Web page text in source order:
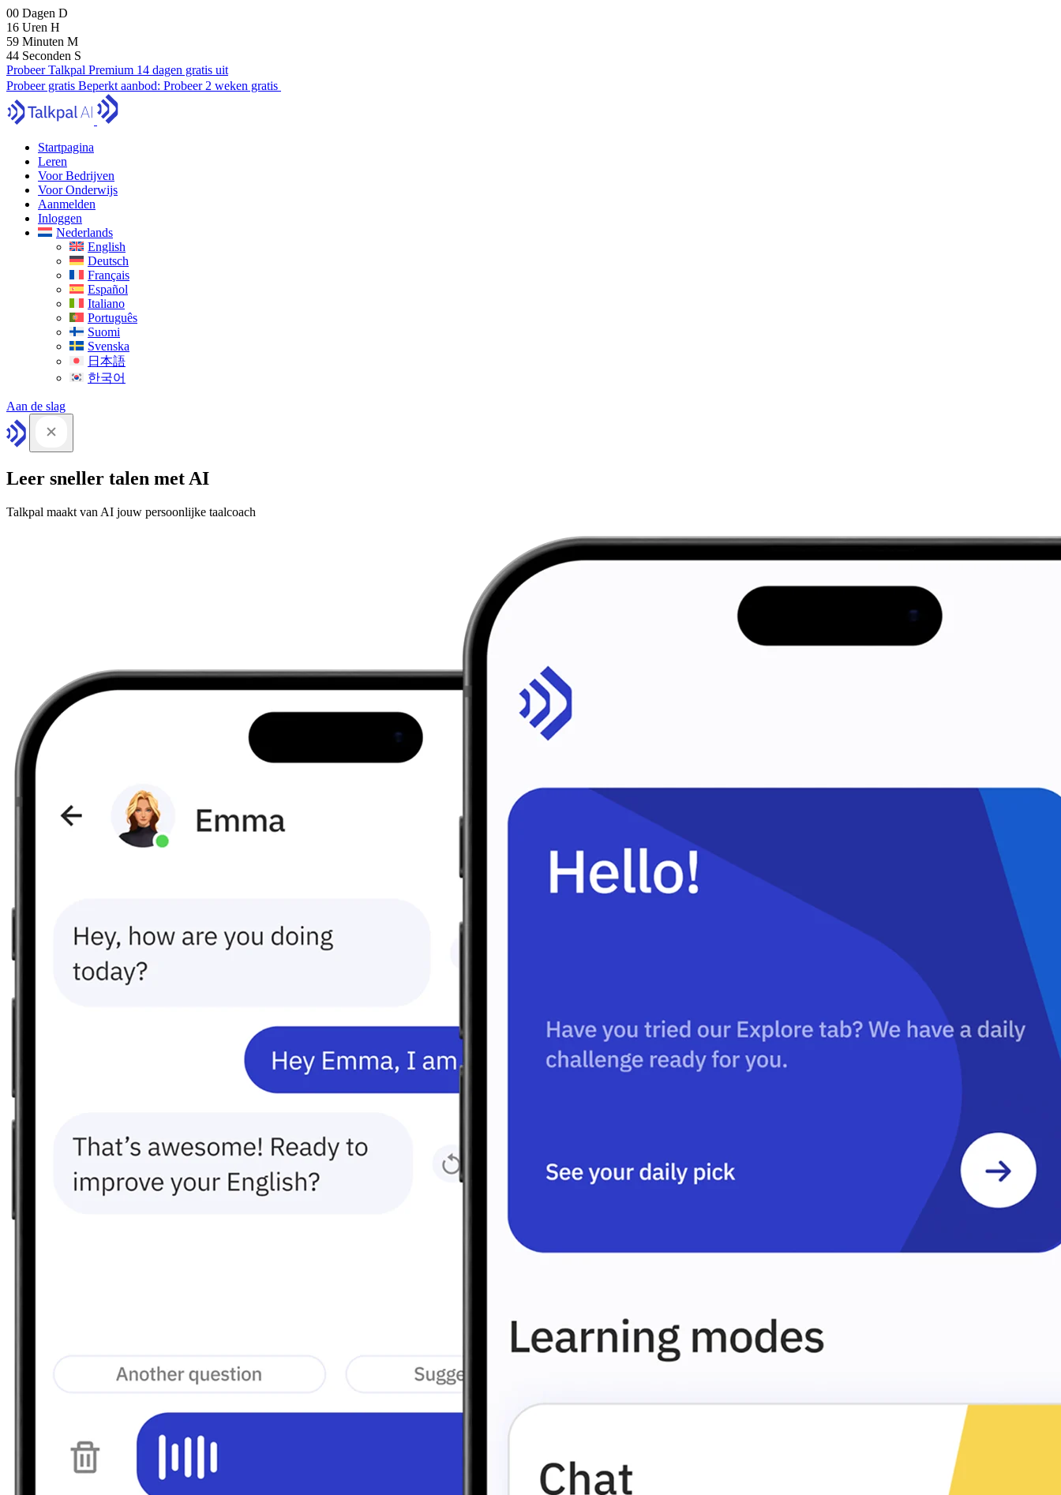
00 Dagen D
16 Uren H
59 Minuten M
42 Seconden S
Probeer Talkpal Premium 14 dagen gratis uit
Probeer gratis Beperkt aanbod: Probeer 2 weken gratis
Startpagina
Leren
Voor Bedrijven
Voor Onderwijs
Aanmelden
Inloggen
Nederlands
English
Deutsch
Français
Español
Italiano
Português
Suomi
Svenska
日本語
한국어
Aan de slag
Leer sneller talen met AI
Talkpal maakt van AI jouw persoonlijke taalcoach